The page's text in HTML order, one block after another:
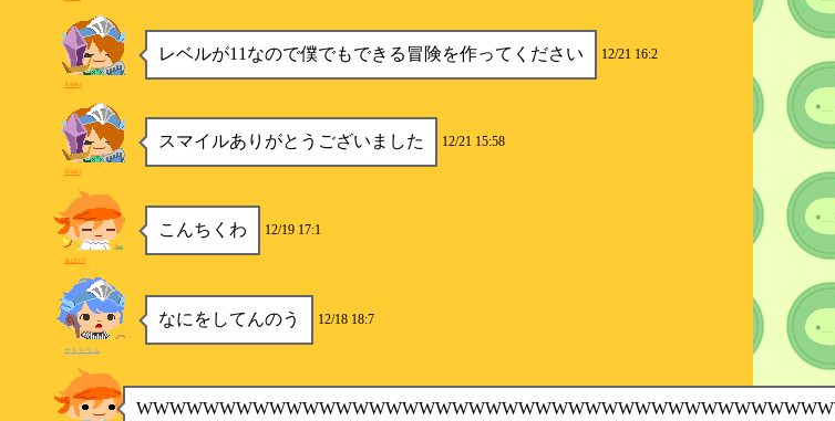
レベルが11なので僕でもできる冒険を作ってください 12/21 16:2
Asuhi
スマイルありがとうございました 12/21 15:58
Asuhi
こんちくわ 12/19 17:1
あほげ
なにをしてんのう 12/18 18:7
ナトリウム